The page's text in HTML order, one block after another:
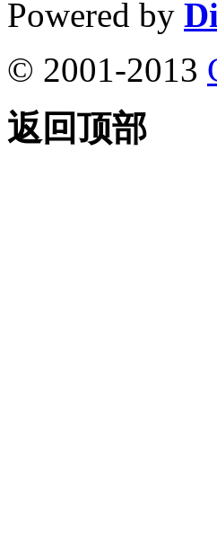
Powered by
© 2001-2013
返回顶部